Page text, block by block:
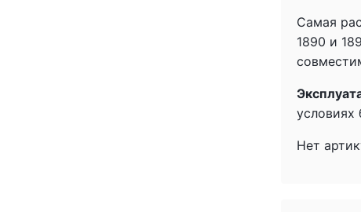
Самая
1890 и
условиях
Нет